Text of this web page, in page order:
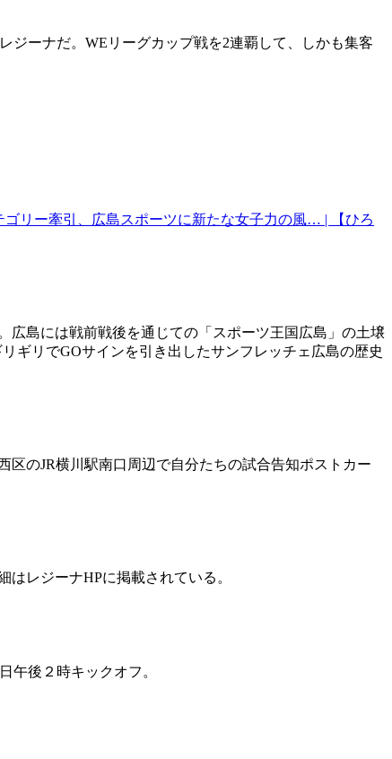
ジーナだ。WEリーグカップ戦を2連覇して、しかも集客
リー牽引、広島スポーツに新たな女子力の風… | 【ひろ
広島には戦前戦後を通じての「スポーツ王国広島」の土壌
ギリでGOサインを引き出したサンフレッチェ広島の歴史
のJR横川駅南口周辺で自分たちの試合告知ポストカー
レジーナHPに掲載されている。
午後２時キックオフ。